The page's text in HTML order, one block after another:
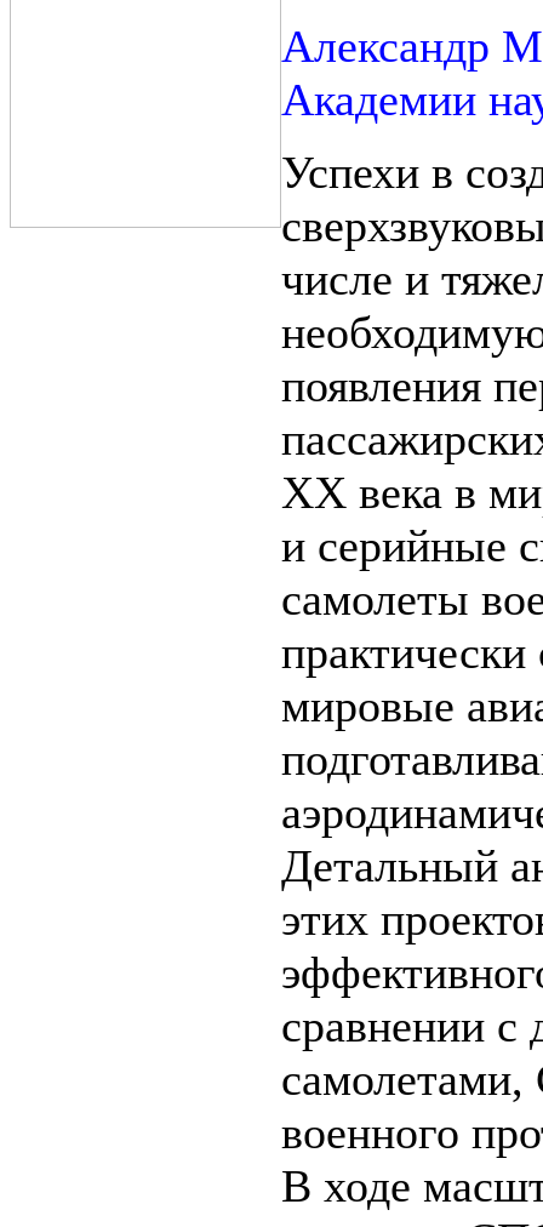
Александр
Академии
Успехи в
числе и
появления
ХХ века в
и серийные
самолеты
мировые
Детальный
этих
сравнении с
военного
В ходе